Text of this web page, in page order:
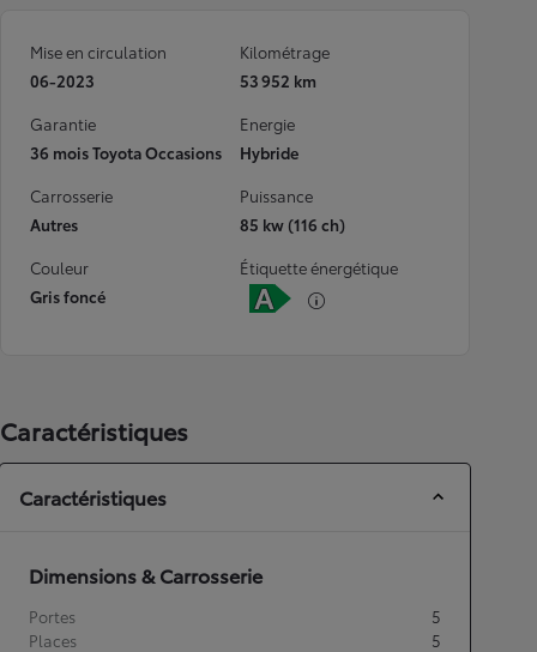
Mise en circulation
06-2023
Kilométrage
53 952 km
Garantie
36 mois Toyota Occasions
Energie
Hybride
Carrosserie
Autres
Puissance
85 kw (116 ch)
Couleur
Gris foncé
Étiquette énergétique
Caractéristiques
Caractéristiques
Dimensions & Carrosserie
Portes
5
Places
5